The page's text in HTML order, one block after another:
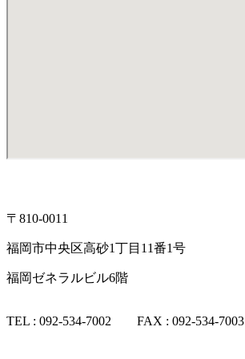
〒810-0011
福岡市中央区高砂1丁目11番1号
福岡ゼネラルビル6階
TEL : 092-534-7002 FAX : 092-534-7003